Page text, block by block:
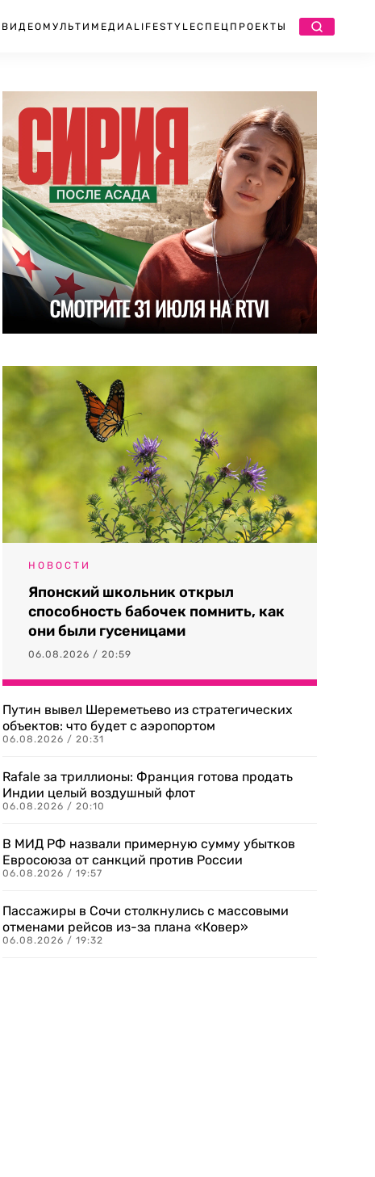
ВИДЕО МУЛЬТИМЕДИА LIFESTYLEСПЕЦПРОЕКТЫ
НОВОСТИ
Японский школьник открыл
способность бабочек помнить, как
они были гусеницами
06.08.2026 / 20:59
Путин вывел Шереметьево из стратегических
объектов: что будет с аэропортом
06.08.2026 / 20:31
Rafale за триллионы: Франция готова продать
Индии целый воздушный флот
06.08.2026 / 20:10
В МИД РФ назвали примерную сумму убытков
Евросоюза от санкций против России
06.08.2026 / 19:57
Пассажиры в Сочи столкнулись с массовыми
отменами рейсов из-за плана «Ковер»
06.08.2026 / 19:32